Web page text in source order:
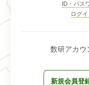
ID・パス
ログ
数研アカウ
新規会員登